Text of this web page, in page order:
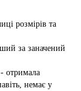
розмірів та
за заначений
отримала
немає у